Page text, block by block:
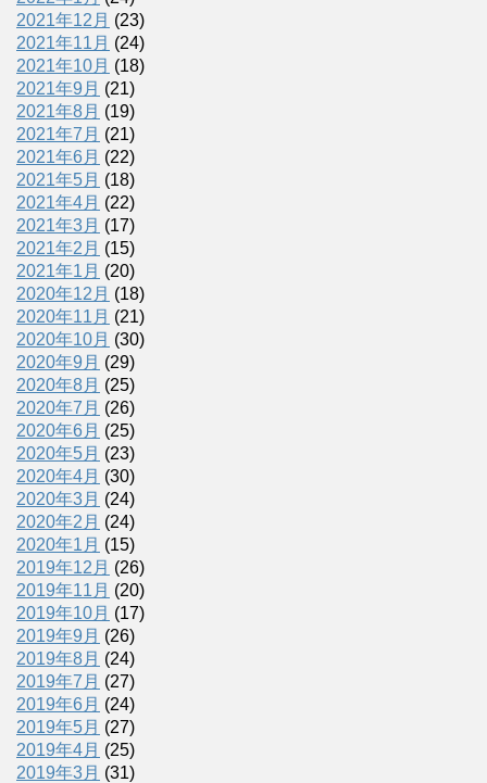
2021年12月 (23)
2021年11月 (24)
2021年10月 (18)
2021年9月 (21)
2021年8月 (19)
2021年7月 (21)
2021年6月 (22)
2021年5月 (18)
2021年4月 (22)
2021年3月 (17)
2021年2月 (15)
2021年1月 (20)
2020年12月 (18)
2020年11月 (21)
2020年10月 (30)
2020年9月 (29)
2020年8月 (25)
2020年7月 (26)
2020年6月 (25)
2020年5月 (23)
2020年4月 (30)
2020年3月 (24)
2020年2月 (24)
2020年1月 (15)
2019年12月 (26)
2019年11月 (20)
2019年10月 (17)
2019年9月 (26)
2019年8月 (24)
2019年7月 (27)
2019年6月 (24)
2019年5月 (27)
2019年4月 (25)
2019年3月 (31)